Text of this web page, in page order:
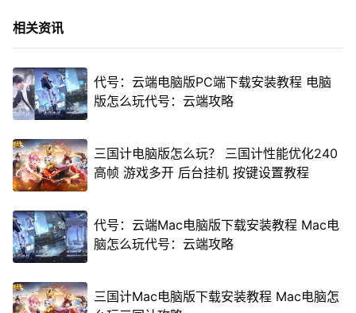
相关资讯
代号：云端电脑版PC端下载安装教程 电脑
版怎么玩代号：云端攻略
三国计电脑版怎么玩？ 三国计性能优化240
高帧 游戏多开 后台挂机 按键设置教程
代号：云端Mac电脑版下载安装教程 Mac电
脑怎么玩代号：云端攻略
三国计Mac电脑版下载安装教程 Mac电脑怎